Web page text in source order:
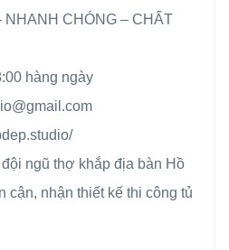
NHANH CHÓNG – CHẤT
hàng ngày
ngũ thợ khắp địa bàn Hồ
cận, nhận thiết kế thi công tủ